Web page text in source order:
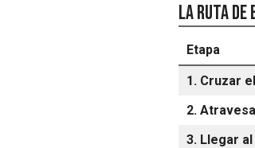
La ruta de
Etapa
1. Cruzar
2.
3. Llegar